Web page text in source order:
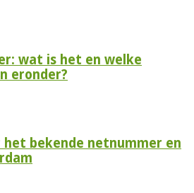
wat is het en welke
eronder?
het bekende netnummer en